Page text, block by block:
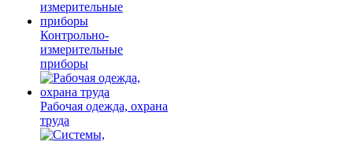
Контрольно-
измерительные
приборы
Рабочая одежда, охрана
труда